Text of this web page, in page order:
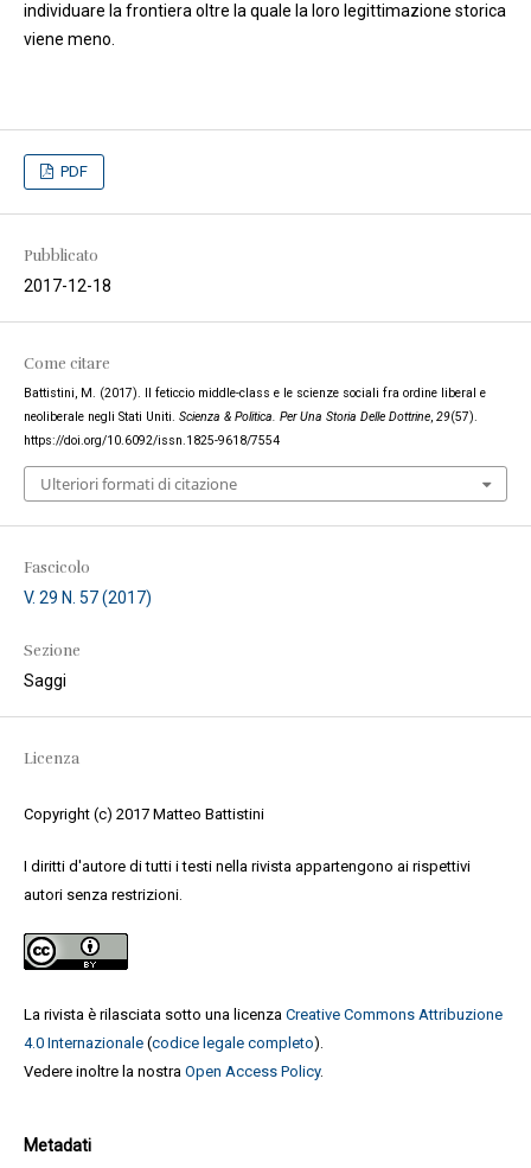
individuare la frontiera oltre la quale la loro legittimazione storica
viene meno.
PDF
Pubblicato
2017-12-18
Come citare
Battistini, M. (2017). Il feticcio middle-class e le scienze sociali fra ordine liberal e
neoliberale negli Stati Uniti. Scienza & Politica. Per Una Storia Delle Dottrine, 29(57).
https://doi.org/10.6092/issn.1825-9618/7554
Ulteriori formati di citazione
Fascicolo
V. 29 N. 57 (2017)
Sezione
Saggi
Licenza
Copyright (c) 2017 Matteo Battistini
I diritti d'autore di tutti i testi nella rivista appartengono ai rispettivi
autori senza restrizioni.
La rivista è rilasciata sotto una licenza Creative Commons Attribuzione
4.0 Internazionale(codice legale completo).
Vedere inoltre la nostra Open Access Policy.
Metadati